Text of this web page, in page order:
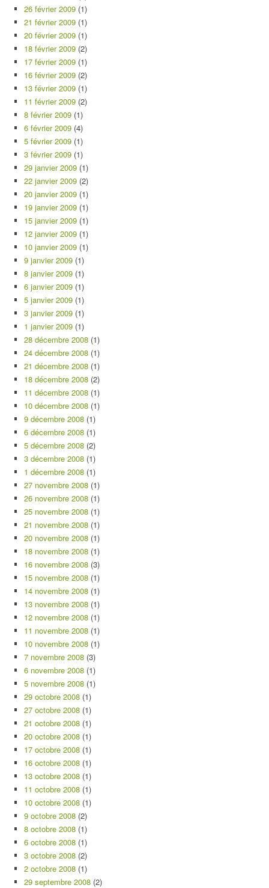
26 février 2009 (1)
21 février 2009 (1)
20 février 2009 (1)
18 février 2009 (2)
17 février 2009 (1)
16 février 2009 (2)
13 février 2009 (1)
11 février 2009 (2)
8 février 2009 (1)
6 février 2009 (4)
5 février 2009 (1)
3 février 2009 (1)
29 janvier 2009 (1)
22 janvier 2009 (2)
20 janvier 2009 (1)
19 janvier 2009 (1)
15 janvier 2009 (1)
12 janvier 2009 (1)
10 janvier 2009 (1)
9 janvier 2009 (1)
8 janvier 2009 (1)
6 janvier 2009 (1)
5 janvier 2009 (1)
3 janvier 2009 (1)
1 janvier 2009 (1)
28 décembre 2008 (1)
24 décembre 2008 (1)
21 décembre 2008 (1)
18 décembre 2008 (2)
11 décembre 2008 (1)
10 décembre 2008 (1)
9 décembre 2008 (1)
6 décembre 2008 (1)
5 décembre 2008 (2)
3 décembre 2008 (1)
1 décembre 2008 (1)
27 novembre 2008 (1)
26 novembre 2008 (1)
25 novembre 2008 (1)
21 novembre 2008 (1)
20 novembre 2008 (1)
18 novembre 2008 (1)
16 novembre 2008 (3)
15 novembre 2008 (1)
14 novembre 2008 (1)
13 novembre 2008 (1)
12 novembre 2008 (1)
11 novembre 2008 (1)
10 novembre 2008 (1)
7 novembre 2008 (3)
6 novembre 2008 (1)
5 novembre 2008 (1)
29 octobre 2008 (1)
27 octobre 2008 (1)
21 octobre 2008 (1)
20 octobre 2008 (1)
17 octobre 2008 (1)
16 octobre 2008 (1)
13 octobre 2008 (1)
11 octobre 2008 (1)
10 octobre 2008 (1)
9 octobre 2008 (2)
8 octobre 2008 (1)
6 octobre 2008 (1)
3 octobre 2008 (2)
2 octobre 2008 (1)
29 septembre 2008 (2)